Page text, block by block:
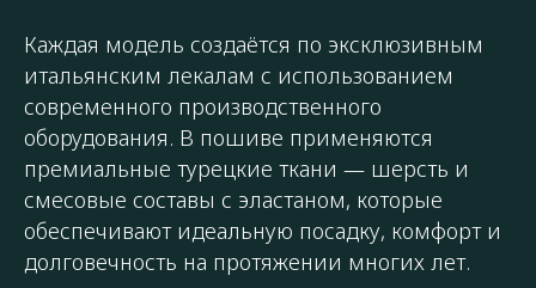
Каждая модель создаётся по эксклюзивным
итальянским лекалам с использованием
современного производственного
оборудования. В пошиве применяются
премиальные турецкие ткани — шерсть и
смесовые составы с эластаном, которые
обеспечивают идеальную посадку, комфорт и
долговечность на протяжении многих лет.